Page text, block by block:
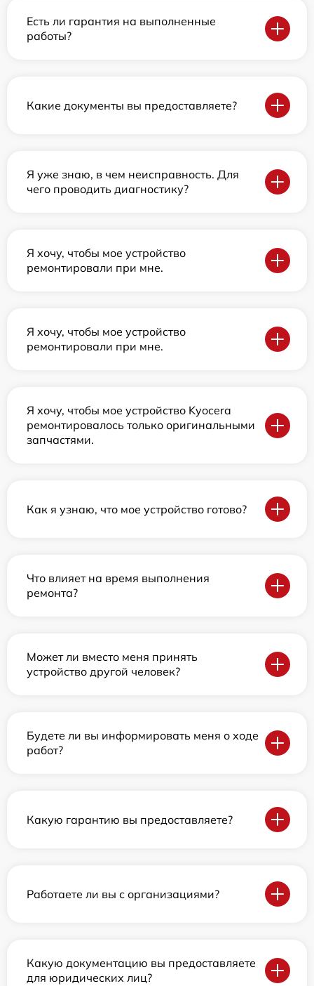
Есть ли гарантия на выполненные
работы?
Какие документы вы предоставляете?
Я уже знаю, в чем неисправность. Для
чего проводить диагностику?
Я хочу, чтобы мое устройство
ремонтировали при мне.
Я хочу, чтобы мое устройство
ремонтировали при мне.
Я хочу, чтобы мое устройство Kyocera
ремонтировалось только оригинальными
запчастями.
Как я узнаю, что мое устройство готово?
Что влияет на время выполнения
ремонта?
Может ли вместо меня принять
устройство другой человек?
Будете ли вы информировать меня о ходе
работ?
Какую гарантию вы предоставляете?
Работаете ли вы с организациями?
Какую документацию вы предоставляете
для юридических лиц?